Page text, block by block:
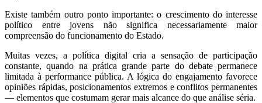
Existe também outro ponto importante: o crescimento do interesse
político entre jovens não significa necessariamente maior
compreensão do funcionamento do Estado.
Muitas vezes, a política digital cria a sensação de participação
constante, quando na prática grande parte do debate permanece
limitada à performance pública. A lógica do engajamento favorece
opiniões rápidas, posicionamentos extremos e conflitos permanentes
— elementos que costumam gerar mais alcance do que análise séria.